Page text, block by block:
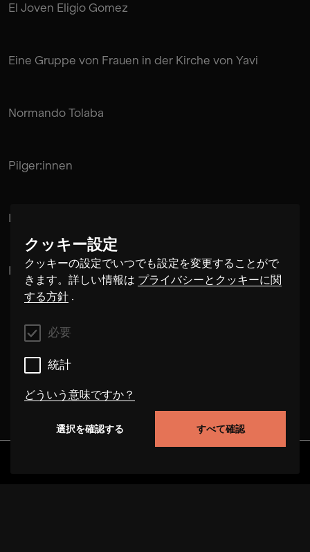
クッキー設定
クッキーの設定でいつでも設定を変更することがで
きます。詳しい情報は プライバシーとクッキーに関
する方針 .
必要
統計
どういう意味ですか？
選択を確認する すべて確認
El Joven Eligio Gomez
Eine Gruppe von Frauen in der Kirche von Yavi
Normando Tolaba
Pilger:innen
La familia Villareal
Flora